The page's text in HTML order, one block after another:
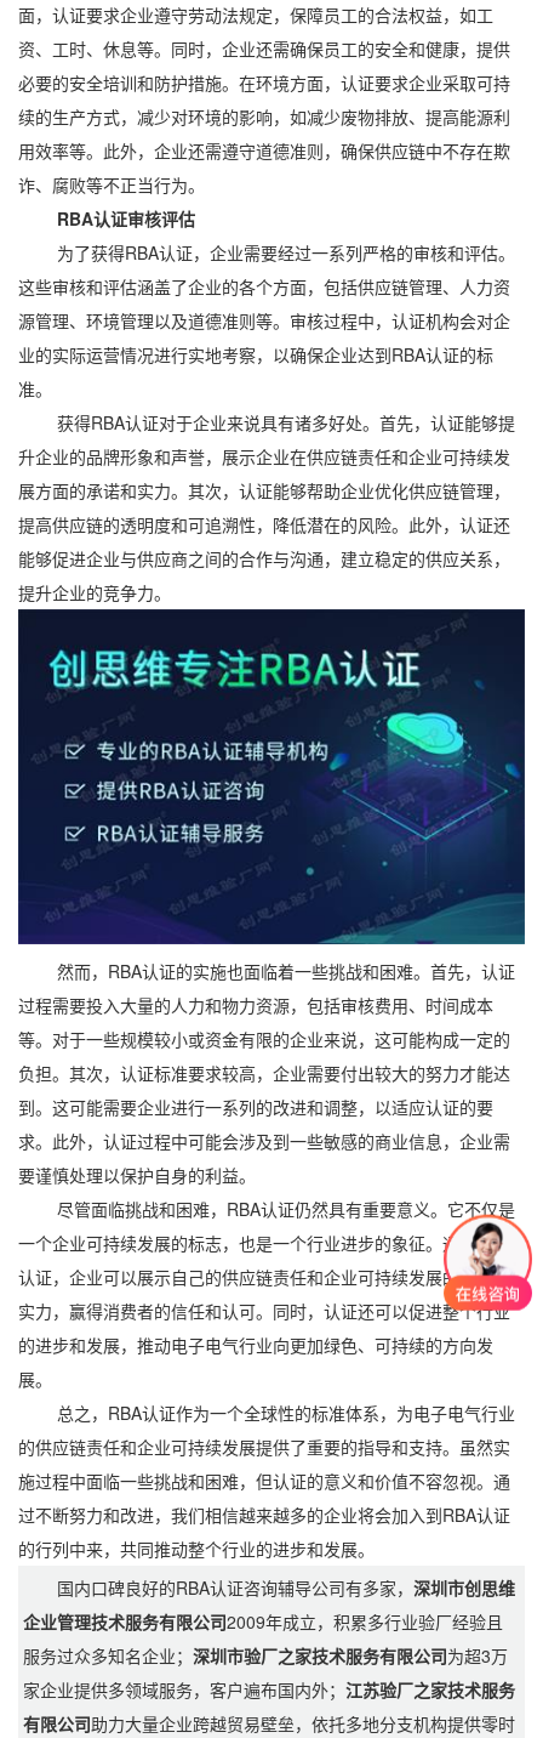
面，认证要求企业遵守劳动法规定，保障员工的合法权益，如工
资、工时、休息等。同时，企业还需确保员工的安全和健康，提供
必要的安全培训和防护措施。在环境方面，认证要求企业采取可持
续的生产方式，减少对环境的影响，如减少废物排放、提高能源利
用效率等。此外，企业还需遵守道德准则，确保供应链中不存在欺
诈、腐败等不正当行为。
RBA认证审核评估
为了获得RBA认证，企业需要经过一系列严格的审核和评估。
这些审核和评估涵盖了企业的各个方面，包括供应链管理、人力资
源管理、环境管理以及道德准则等。审核过程中，认证机构会对企
业的实际运营情况进行实地考察，以确保企业达到RBA认证的标
准。
获得RBA认证对于企业来说具有诸多好处。首先，认证能够提
升企业的品牌形象和声誉，展示企业在供应链责任和企业可持续发
展方面的承诺和实力。其次，认证能够帮助企业优化供应链管理，
提高供应链的透明度和可追溯性，降低潜在的风险。此外，认证还
能够促进企业与供应商之间的合作与沟通，建立稳定的供应关系，
提升企业的竞争力。
然而，RBA认证的实施也面临着一些挑战和困难。首先，认证
过程需要投入大量的人力和物力资源，包括审核费用、时间成本
等。对于一些规模较小或资金有限的企业来说，这可能构成一定的
负担。其次，认证标准要求较高，企业需要付出较大的努力才能达
到。这可能需要企业进行一系列的改进和调整，以适应认证的要
求。此外，认证过程中可能会涉及到一些敏感的商业信息，企业需
要谨慎处理以保护自身的利益。
尽管面临挑战和困难，RBA认证仍然具有重要意义。它不仅是
一个企业可持续发展的标志，也是一个行业进步的象征。通过RBA
认证，企业可以展示自己的供应链责任和企业可持续发展的承诺和
实力，赢得消费者的信任和认可。同时，认证还可以促进整个行业
的进步和发展，推动电子电气行业向更加绿色、可持续的方向发
展。
总之，RBA认证作为一个全球性的标准体系，为电子电气行业
的供应链责任和企业可持续发展提供了重要的指导和支持。虽然实
施过程中面临一些挑战和困难，但认证的意义和价值不容忽视。通
过不断努力和改进，我们相信越来越多的企业将会加入到RBA认证
的行列中来，共同推动整个行业的进步和发展。
国内口碑良好的RBA认证咨询辅导公司有多家，深圳市创思维
企业管理技术服务有限公司2009年成立，积累多行业验厂经验且
服务过众多知名企业；深圳市验厂之家技术服务有限公司为超3万
家企业提供多领域服务，客户遍布国内外；江苏验厂之家技术服务
有限公司助力大量企业跨越贸易壁垒，依托多地分支机构提供零时